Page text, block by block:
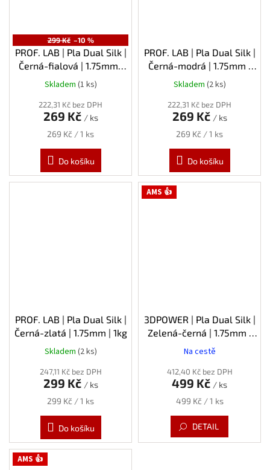
299 Kč –10 %
PROF. LAB | Pla Dual Silk |
Černá-fialová | 1.75mm |
1kg
Skladem (1 ks)
222,31 Kč bez DPH
269 Kč / ks
Měrná
269 Kč / 1 ks
Do košíku
PROF. LAB | Pla Dual Silk |
Černá-modrá | 1.75mm |
1kg
Skladem (2 ks)
222,31 Kč bez DPH
269 Kč / ks
Měrná
269 Kč / 1 ks
Do košíku
PROF. LAB | Pla Dual Silk |
Černá-zlatá | 1.75mm | 1kg
Skladem (2 ks)
247,11 Kč bez DPH
299 Kč / ks
Měrná
299 Kč / 1 ks
Do košíku
AMS 👍
3DPOWER | Pla Dual Silk |
Zelená-černá | 1.75mm |
Na cestě
412,40 Kč bez DPH
499 Kč / ks
Měrná
499 Kč / 1 ks
DETAIL
AMS 👍